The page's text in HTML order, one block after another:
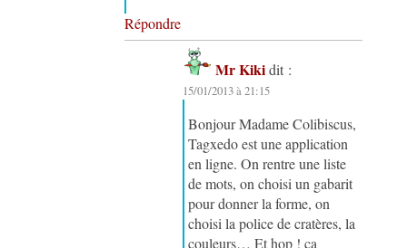
Répondre
Mr Kiki dit :
15/01/2013 à 21:15
Bonjour Madame Colibiscus,
Tagxedo est une application
en ligne. On rentre une liste
de mots, on choisi un gabarit
pour donner la forme, on
choisi la police de cratères, la
couleurs… Et hop ! ça